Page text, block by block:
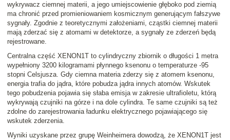
wykrywacz ciemnej materii, a jego umiejscowienie głęboko pod ziemią
ma chronić przed promieniowaniem kosmicznym generującym fałszywe
sygnały. Zgodnie z teoretycznymi założeniami, cząstki ciemnej materii
mają zderzać się z atomami w detektorze, a sygnały ze zderzeń będą
rejestrowane.
Centralna część XENON1T to cylindryczny zbiornik o długości 1 metra
wypełniony 3200 kilogramami płynnego ksenonu o temperaturze -95
stopni Celsjusza. Gdy ciemna materia zderzy się z atomem ksenonu,
energia trafia do jądra, które pobudza jądra innych atomów. Wskutek
tego pobudzenia pojawia się słaba emisja w zakresie ultrafioletu, którą
wykrywają czujniki na górze i na dole cylindra. Te same czujniki są też
zdolne do zarejestrowania ładunku elektrycznego pojawiającego się
wskutek zderzenia.
Wyniki uzyskane przez grupę Weinheimera dowodzą, że XENON1T jest